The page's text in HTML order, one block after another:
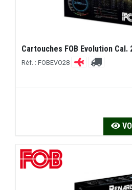
Cartouches FOB Evolution Cal.
Réf. : FOBEVO28